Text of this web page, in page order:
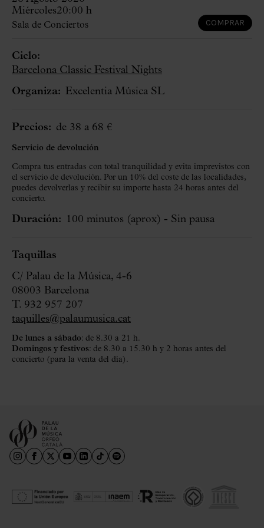
Miércoles20:00 h
Sala de Conciertos COMPRAR
Ciclo:
Barcelona Classic Festival Nights
Organiza: Excelentia Música SL
Precios: de 38 a 68 €
Servicio de devolución
Compra tus entradas con total tranquilidad y evita imprevistos con
el servicio de devolución. Por un 10% del coste de las localidades,
puedes devolverlas y recibir su importe hasta 24 horas antes del
concierto.
Duración: 100 minutos (aprox) - Sin pausa
Taquillas
C/ Palau de la Música, 4-6
08003 Barcelona
T. 932 957 207
taquilles@palaumusica.cat
De lunes a sábado: de 8.30 a 21 h.
Domingos y festivos: de 8.30 a 15.30 h y 2 horas antes del
concierto (para la venta del día).